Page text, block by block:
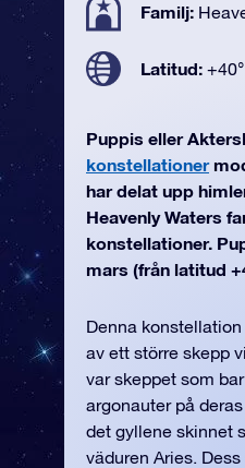
Familj:
Latitud:
Puppis eller
konstellationer
har delat upp
Heavenly Waters
konstellationer.
mars (från latitud
Denna
av ett större skepp
var skeppet som
argonauter på
det gyllene skinnet
väduren Aries.